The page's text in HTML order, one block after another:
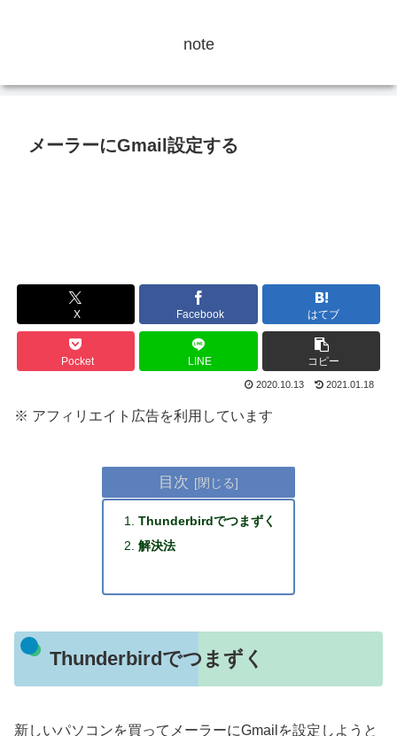
note
メーラーにGmail設定する
X Facebook はてブ
Pocket LINE コピー
2020.10.13 2021.01.18
※ アフィリエイト広告を利用しています
目次
Thunderbirdでつまずく
解決法
Thunderbirdでつまずく
新しいパソコンを買ってメーラーにGmailを設定しようと